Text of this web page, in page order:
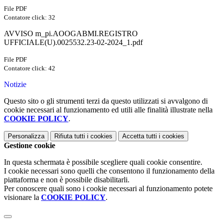
File PDF
Contatore click: 32
AVVISO m_pi.AOOGABMI.REGISTRO
UFFICIALE(U).0025532.23-02-2024_1.pdf
File PDF
Contatore click: 42
Notizie
Questo sito o gli strumenti terzi da questo utilizzati si avvalgono di
cookie necessari al funzionamento ed utili alle finalità illustrate nella
COOKIE POLICY.
Personalizza Rifiuta tutti i cookies Accetta tutti i cookies
Gestione cookie
In questa schermata è possibile scegliere quali cookie consentire.
I cookie necessari sono quelli che consentono il funzionamento della
piattaforma e non è possibile disabilitarli.
Per conoscere quali sono i cookie necessari al funzionamento potete
visionare la COOKIE POLICY.